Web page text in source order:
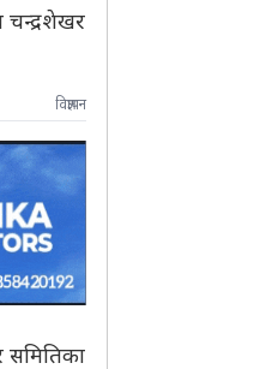
चन्द्रशेखर
विज्ञापन
समितिका